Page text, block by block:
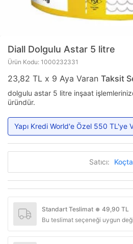
Diall Dolgulu Astar 5 litre
Ürün Kodu: 1000232331
23,82 TL x 9 Aya Varan Taksit
dolgulu astar 5 litre inşaat
üründür.
Yapı Kredi World'e Özel 550 TL'ye
Satıcı:
Standart Teslimat ● 49,90 TL
Bu teslimat seçeneği uygun